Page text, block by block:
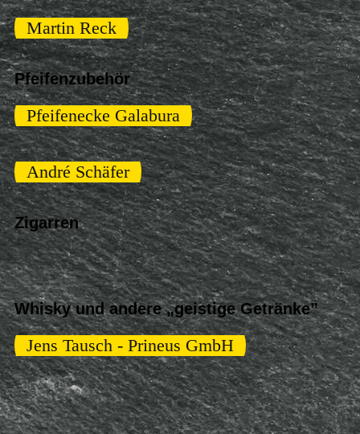
Martin Reck
Pfeifenzubehör
Pfeifenecke Galabura
André Schäfer
Zigarren
Whisky und andere „geistige Getränke”
Jens Tausch - Prineus GmbH